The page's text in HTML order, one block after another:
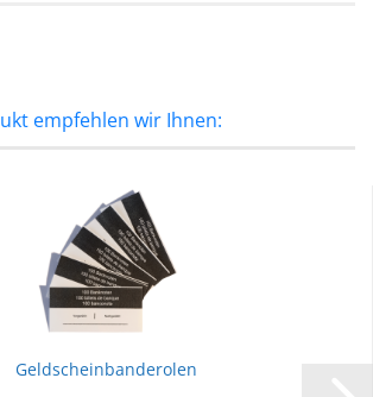
empfehlen wir Ihnen:
Geldscheinbanderolen